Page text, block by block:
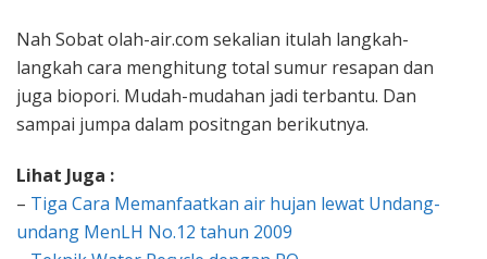
Nah Sobat olah-air.com sekalian itulah langkah-
langkah cara menghitung total sumur resapan dan
juga biopori. Mudah-mudahan jadi terbantu. Dan
sampai jumpa dalam positngan berikutnya.
Lihat Juga :
– Tiga Cara Memanfaatkan air hujan lewat Undang-
undang MenLH No.12 tahun 2009